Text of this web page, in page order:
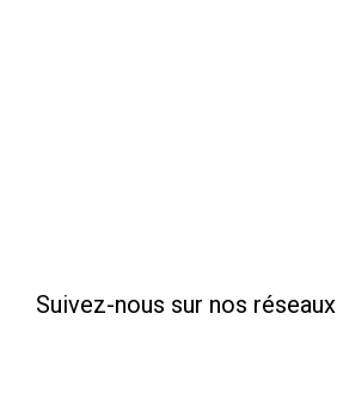
Suivez-nous sur nos réseaux